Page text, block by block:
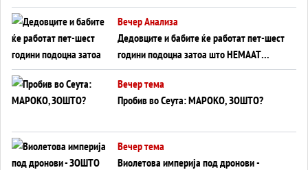
Германија до Црното Море...
Вечер Анализа
Дедовците и бабите ќе работат пет-шест
години подоцна затоа што НЕМААТ
ВНУЦИ ДА ГИ ЗАМЕНАТ
Вечер тема
Пробив во Сеута: МАРОКО, ЗОШТО?
Вечер тема
Виолетова империја под дронови -